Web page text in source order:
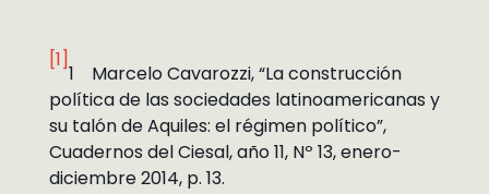
[1]
1 Marcelo Cavarozzi, “La construcción
política de las sociedades latinoamericanas y
su talón de Aquiles: el régimen político”,
Cuadernos del Ciesal, año 11, Nº 13, enero-
diciembre 2014, p. 13.